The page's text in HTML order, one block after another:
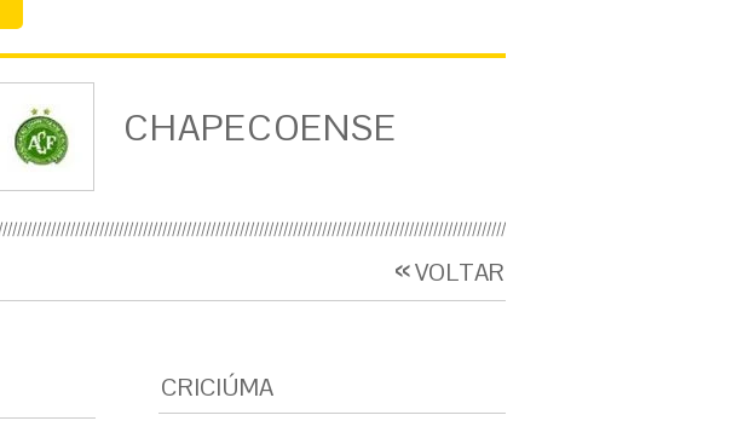
CHAPECOENSE
VOLTAR
CRICIÚMA